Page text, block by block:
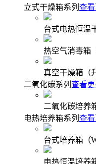
立式干燥箱系列 查
台式电热恒温
热空气消毒箱
真空干燥箱（
二氧化碳系列 查看
二氧化碳培养
电热培养箱系列 查
台式培养箱（
电热恒温培养